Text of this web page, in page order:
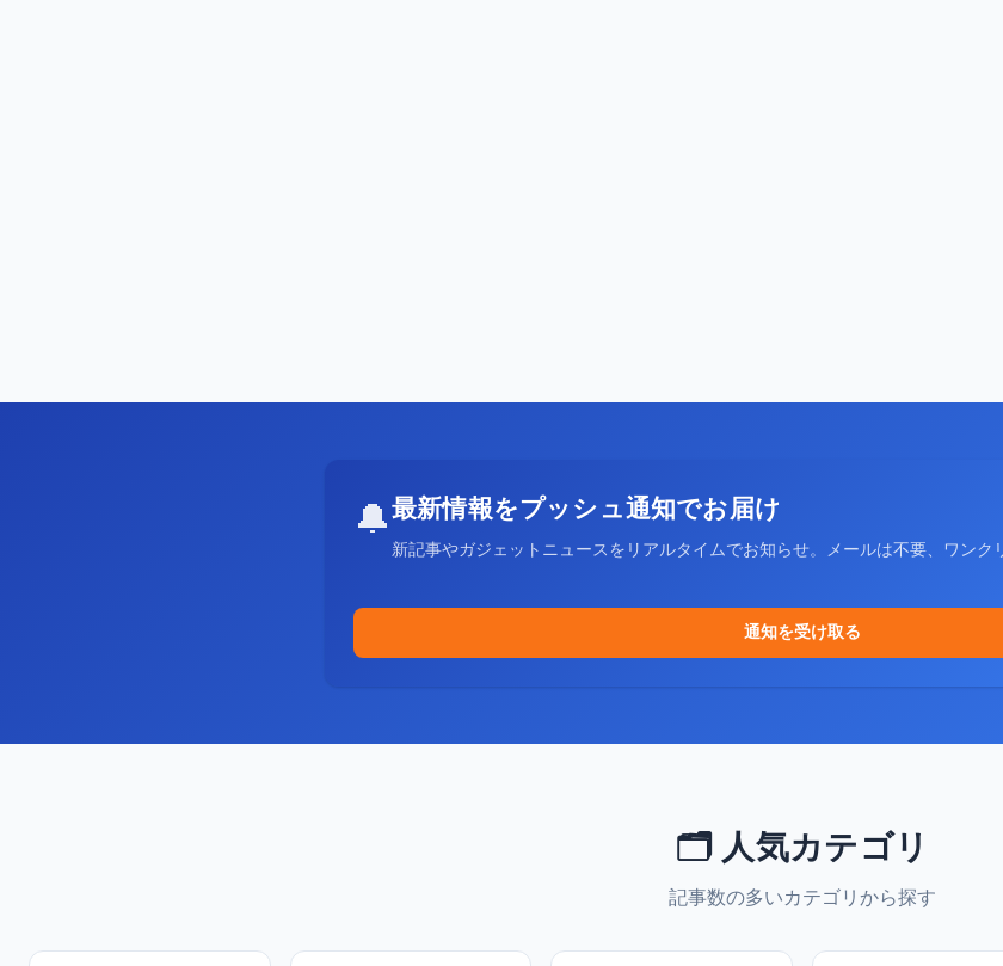
🔔最新情報をプッシュ通知でお届け
新記事やガジェットニュースをリアルタイムでお知らせ。メールは不要、ワンク
通知を受け取る
🗂️ 人気カテゴリ
記事数の多いカテゴリから探す